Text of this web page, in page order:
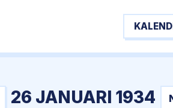
26 JANUARI 1934